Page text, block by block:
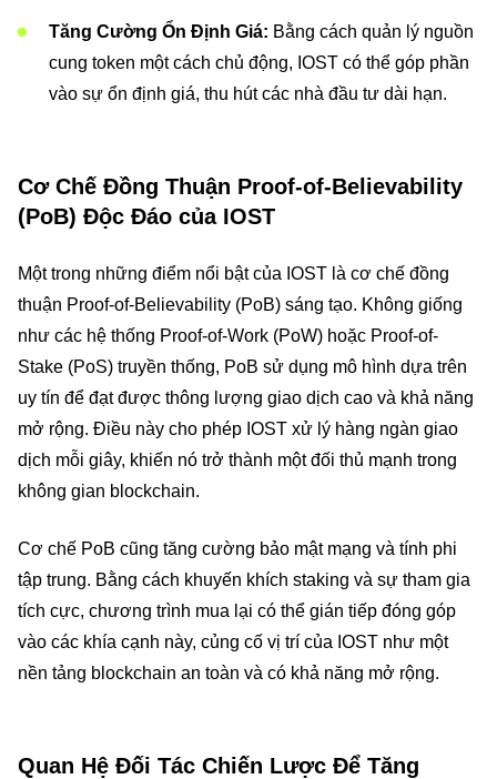
Tăng Cường Ổn Định Giá: Bằng cách quản lý nguồn
cung token một cách chủ động, IOST có thể góp phần
vào sự ổn định giá, thu hút các nhà đầu tư dài hạn.
Cơ Chế Đồng Thuận Proof-of-Believability
(PoB) Độc Đáo của IOST
Một trong những điểm nổi bật của IOST là cơ chế đồng
thuận Proof-of-Believability (PoB) sáng tạo. Không giống
như các hệ thống Proof-of-Work (PoW) hoặc Proof-of-
Stake (PoS) truyền thống, PoB sử dụng mô hình dựa trên
uy tín để đạt được thông lượng giao dịch cao và khả năng
mở rộng. Điều này cho phép IOST xử lý hàng ngàn giao
dịch mỗi giây, khiến nó trở thành một đối thủ mạnh trong
không gian blockchain.
Cơ chế PoB cũng tăng cường bảo mật mạng và tính phi
tập trung. Bằng cách khuyến khích staking và sự tham gia
tích cực, chương trình mua lại có thể gián tiếp đóng góp
vào các khía cạnh này, củng cố vị trí của IOST như một
nền tảng blockchain an toàn và có khả năng mở rộng.
Quan Hệ Đối Tác Chiến Lược Để Tăng